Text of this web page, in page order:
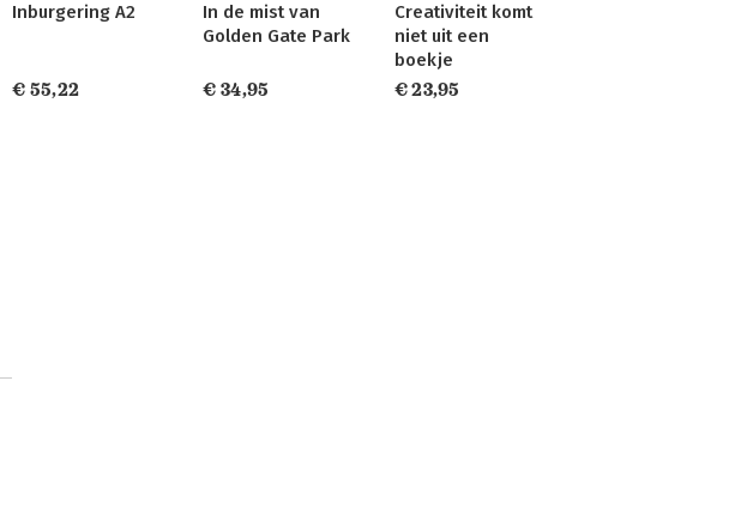
Inburgering A2
€ 55,22
In de mist van
Golden Gate Park
€ 34,95
Creativiteit komt
niet uit een
boekje
€ 23,95